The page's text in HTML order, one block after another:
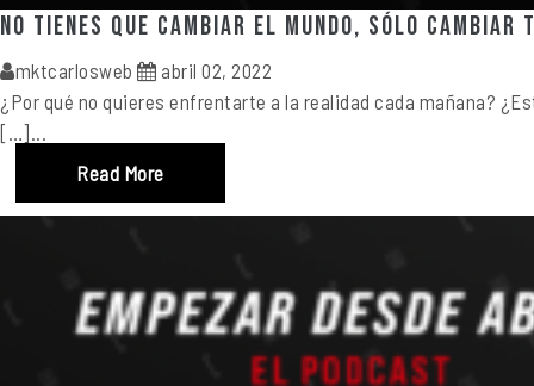
No tienes que cambiar el mundo, sólo cambiar
mktcarlosweb
abril 02, 2022
¿Por qué no quieres enfrentarte a la realidad cada mañana?
[…]...
Read More